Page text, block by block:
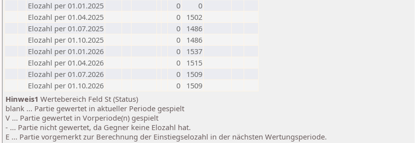
Elozahl per 01.01.2025
0
0
Elozahl per 01.04.2025
0
1502
Elozahl per 01.07.2025
0
1486
Elozahl per 01.10.2025
0
1486
Elozahl per 01.01.2026
0
1537
Elozahl per 01.04.2026
0
1515
Elozahl per 01.07.2026
0
1509
Elozahl per 01.10.2026
0
1509
Hinweis1 Wertebereich Feld St (Status)
blank ... Partie gewertet in aktueller Periode gespielt
V ... Partie gewertet in Vorperiode(n) gespielt
- ... Partie nicht gewertet, da Gegner keine Elozahl hat.
E ... Partie vorgemerkt zur Berechnung der Einstiegselozahl in der nächsten Wertungsperiode.